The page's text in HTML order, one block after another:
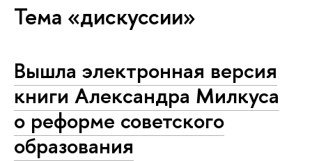
Тема «дискуссии»
Вышла электронная версия
книги Александра Милкуса
о реформе советского
образования